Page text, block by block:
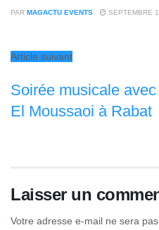
PAR MAGACTU EVENTS SEPTEMBRE
Article suivant
Soirée musicale
El Moussaoi à Rabat
Laisser un
Votre adresse e-mail ne sera pas